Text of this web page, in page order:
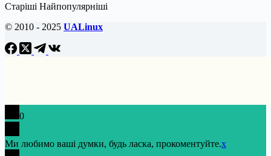
Старіші Найпопулярніші
© 2010 - 2025 UALinux
0
Ми любимо ваші думки, будь ласка, прокоментуйте.x